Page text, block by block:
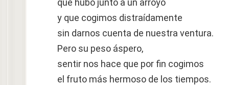
que hubo junto a un arroyo
y que cogimos distraídamente
sin darnos cuenta de nuestra ventura.
Pero su peso áspero,
sentir nos hace que por fin cogimos
el fruto más hermoso de los tiempos.